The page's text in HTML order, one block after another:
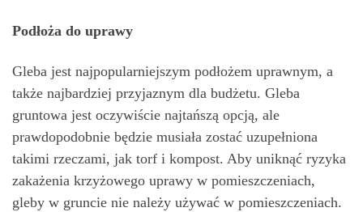
Podłoża do uprawy
Gleba jest najpopularniejszym podłożem uprawnym, a
także najbardziej przyjaznym dla budżetu. Gleba
gruntowa jest oczywiście najtańszą opcją, ale
prawdopodobnie będzie musiała zostać uzupełniona
takimi rzeczami, jak torf i kompost. Aby uniknąć ryzyka
zakażenia krzyżowego uprawy w pomieszczeniach,
gleby w gruncie nie należy używać w pomieszczeniach.